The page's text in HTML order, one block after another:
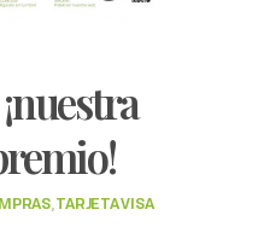
,TARJETA VISA